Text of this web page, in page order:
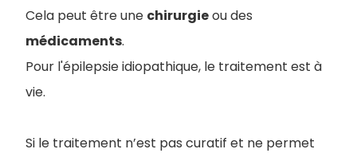
Cela peut être une chirurgieou des
médicaments.
Pour l'épilepsie idiopathique, le traitement est à
vie.
Si le traitement n’est pas curatif et ne permet